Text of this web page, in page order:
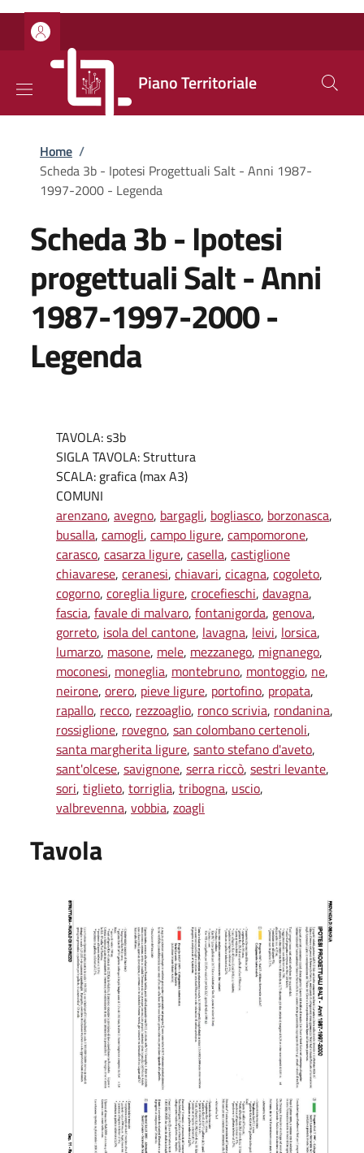
Salta al contenuto principale
Skip to footer content
Piano Territoriale
Briciole di pane
Home /
Scheda 3b - Ipotesi Progettuali Salt - Anni 1987-
1997-2000 - Legenda
Scheda 3b - Ipotesi
progettuali Salt - Anni
1987-1997-2000 -
Legenda
TAVOLA: s3b
SIGLA TAVOLA: Struttura
SCALA: grafica (max A3)
COMUNI
arenzano, avegno, bargagli, bogliasco, borzonasca,
busalla, camogli, campo ligure, campomorone,
carasco, casarza ligure, casella, castiglione
chiavarese, ceranesi, chiavari, cicagna, cogoleto,
cogorno, coreglia ligure, crocefieschi, davagna,
fascia, favale di malvaro, fontanigorda, genova,
gorreto, isola del cantone, lavagna, leivi, lorsica,
lumarzo, masone, mele, mezzanego, mignanego,
moconesi, moneglia, montebruno, montoggio, ne,
neirone, orero, pieve ligure, portofino, propata,
rapallo, recco, rezzoaglio, ronco scrivia, rondanina,
rossiglione, rovegno, san colombano certenoli,
santa margherita ligure, santo stefano d'aveto,
sant'olcese, savignone, serra riccò, sestri levante,
sori, tiglieto, torriglia, tribogna, uscio,
valbrevenna, vobbia, zoagli
Tavola